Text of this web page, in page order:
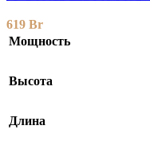
619 Br
Мощность
Высота
Длина